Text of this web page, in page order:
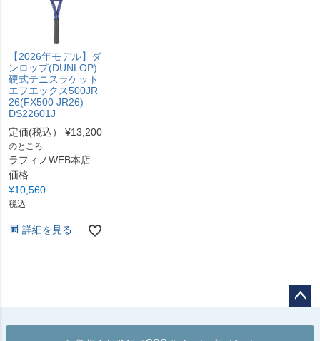
【2026年モデル】ダ
ンロップ(DUNLOP)
硬式テニスラケット
エフエックス500JR
26(FX500 JR26)
DS22601J
定価(税込）
¥13,200
のところ
ラフィノWEB本店
価格
¥10,560
税込
詳細を見る